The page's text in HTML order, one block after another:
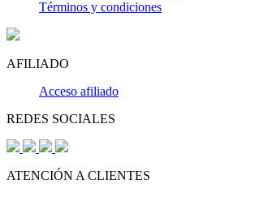
Términos y condiciones
AFILIADO
Acceso afiliado
REDES SOCIALES
ATENCIÓN A CLIENTES